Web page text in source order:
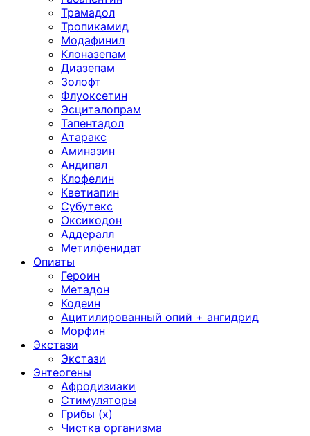
Трамадол
Тропикамид
Модафинил
Клоназепам
Диазепам
Золофт
Флуоксетин
Эсциталопрам
Тапентадол
Атаракс
Аминазин
Андипал
Клофелин
Кветиапин
Субутекс
Оксикодон
Аддералл
Метилфенидат
Опиаты
Героин
Метадон
Кодеин
Ацитилированный опий + ангидрид
Морфин
Экстази
Экстази
Энтеогены
Афродизиаки
Стимуляторы
Грибы (х)
Чистка организма